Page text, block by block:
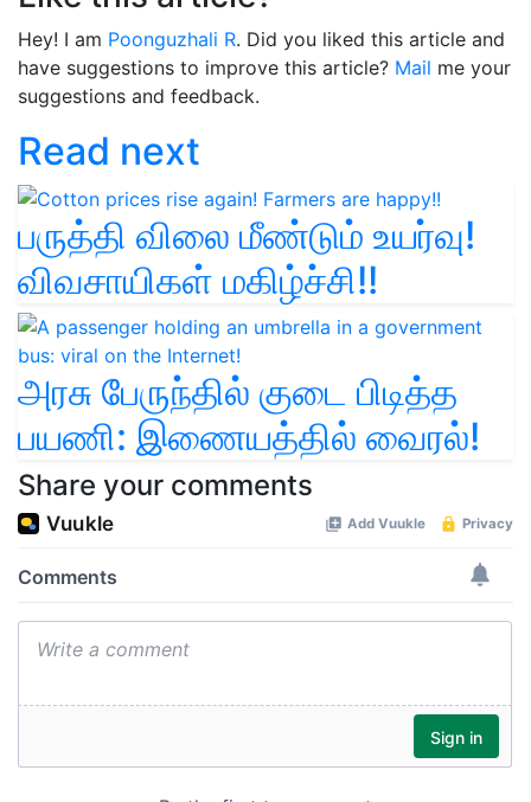
Hey! I am Poonguzhali R. Did you liked this article and
have suggestions to improve this article? Mail me your
suggestions and feedback.
Read next
பருத்தி விலை மீண்டும் உயர்வு!
விவசாயிகள் மகிழ்ச்சி!!
அரசு பேருந்தில் குடை பிடித்த
பயணி: இணையத்தில் வைரல்!
Share your comments